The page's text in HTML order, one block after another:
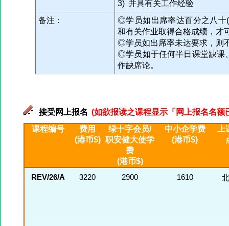
3) 并具有关工作经验
备注：
◎学员如出席率达百分之八十
和有关作业取得合格成绩，才
◎学员如出席率未达要求，则
◎学员如于任何半日课堂缺课
作缺席论。
接受网上报名 (如欲报读之课程显示「网上报名名
课程编号
费用
(港币$)
绿十字会员/
职安健大使学
费
(港币$)
中小企学费
(港币$)
REV/26/A 3220 2900 1610